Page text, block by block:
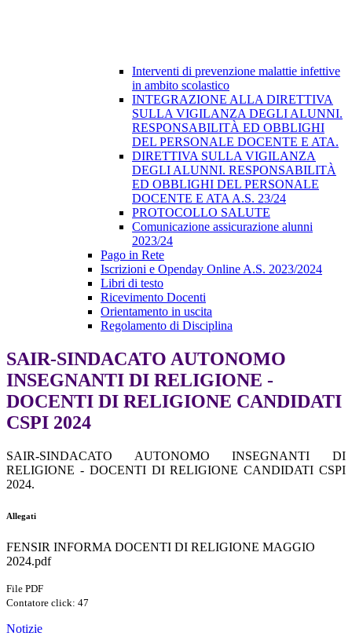
Interventi di prevenzione malattie infettive
in ambito scolastico
INTEGRAZIONE ALLA DIRETTIVA
SULLA VIGILANZA DEGLI ALUNNI.
RESPONSABILITÀ ED OBBLIGHI
DEL PERSONALE DOCENTE E ATA.
DIRETTIVA SULLA VIGILANZA
DEGLI ALUNNI. RESPONSABILITÀ
ED OBBLIGHI DEL PERSONALE
DOCENTE E ATA A.S. 23/24
PROTOCOLLO SALUTE
Comunicazione assicurazione alunni
2023/24
Pago in Rete
Iscrizioni e Openday Online A.S. 2023/2024
Libri di testo
Ricevimento Docenti
Orientamento in uscita
Regolamento di Disciplina
SAIR-SINDACATO AUTONOMO
INSEGNANTI DI RELIGIONE -
DOCENTI DI RELIGIONE CANDIDATI
CSPI 2024
SAIR-SINDACATO AUTONOMO INSEGNANTI DI
RELIGIONE - DOCENTI DI RELIGIONE CANDIDATI CSPI
2024.
Allegati
FENSIR INFORMA DOCENTI DI RELIGIONE MAGGIO
2024.pdf
File PDF
Contatore click: 47
Notizie